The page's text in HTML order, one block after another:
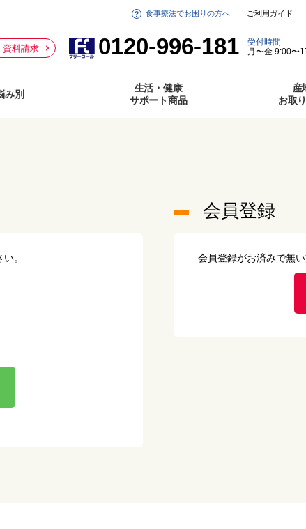
資料請求 0120-996-181
受付時間
月〜金 9:00〜
食事療法でお困りの方へ ご利用ガイド
み別
生活・健康
サポート商品
産
お取
。
会員登録
会員登録がお済みで無